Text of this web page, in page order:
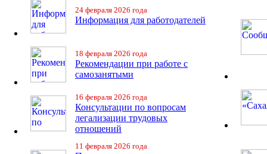
24 февраля 2026 года
Информация для работодателей
18 февраля 2026 года
Рекомендации при работе с
самозанятыми
16 февраля 2026 года
Консультации по вопросам
легализации трудовых
отношений
11 февраля 2026 года